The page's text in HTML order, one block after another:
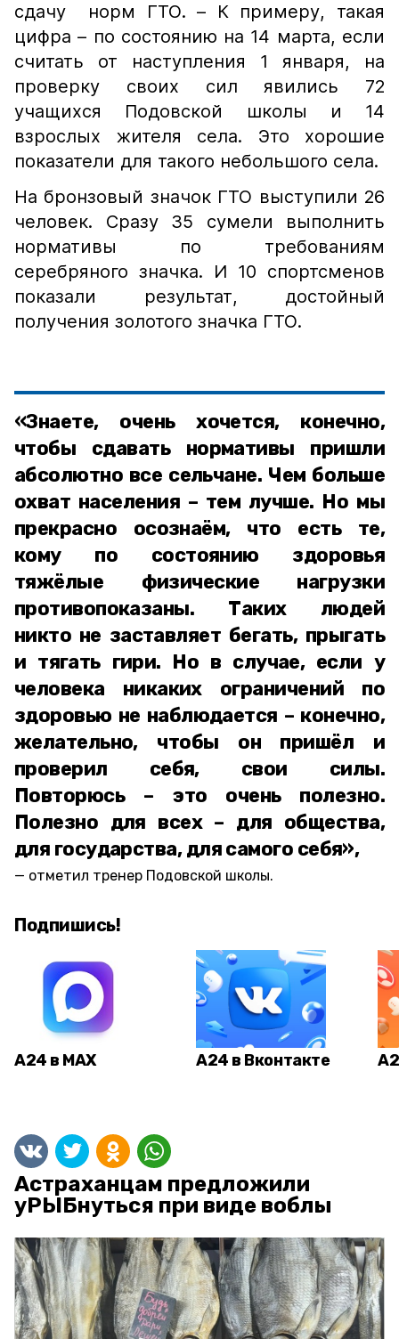
сдачу норм ГТО. – К примеру, такая
цифра – по состоянию на 14 марта, если
считать от наступления 1 января, на
проверку своих сил явились 72
учащихся Подовской школы и 14
взрослых жителя села. Это хорошие
показатели для такого небольшого села.
На бронзовый значок ГТО выступили 26
человек. Сразу 35 сумели выполнить
нормативы по требованиям
серебряного значка. И 10 спортсменов
показали результат, достойный
получения золотого значка ГТО.
«Знаете, очень хочется, конечно,
чтобы сдавать нормативы пришли
абсолютно все сельчане. Чем больше
охват населения – тем лучше. Но мы
прекрасно осознаём, что есть те,
кому по состоянию здоровья
тяжёлые физические нагрузки
противопоказаны. Таких людей
никто не заставляет бегать, прыгать
и тягать гири. Но в случае, если у
человека никаких ограничений по
здоровью не наблюдается – конечно,
желательно, чтобы он пришёл и
проверил себя, свои силы.
Повторюсь – это очень полезно.
Полезно для всех – для общества,
для государства, для самого себя»,
отметил тренер Подовской школы.
Подпишись!
А24 в MAX А24 в Вконтакте
Астраханцам предложили
уРЫБнуться при виде воблы